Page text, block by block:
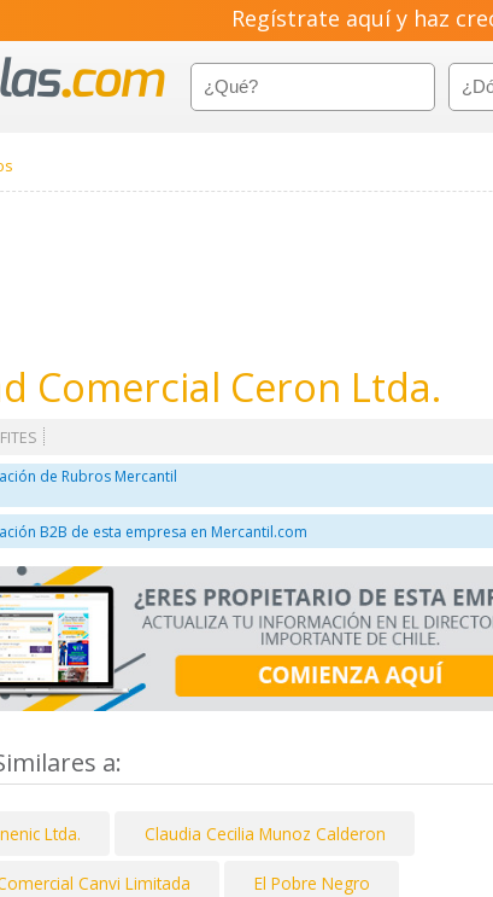
Regístrate aquí y haz
Comercial Ceron Ltda.
de Rubros Mercantil
B2B de esta empresa en Mercantil.com
a:
Ltda. Claudia Cecilia Munoz Calderon
Canvi Limitada El Pobre Negro